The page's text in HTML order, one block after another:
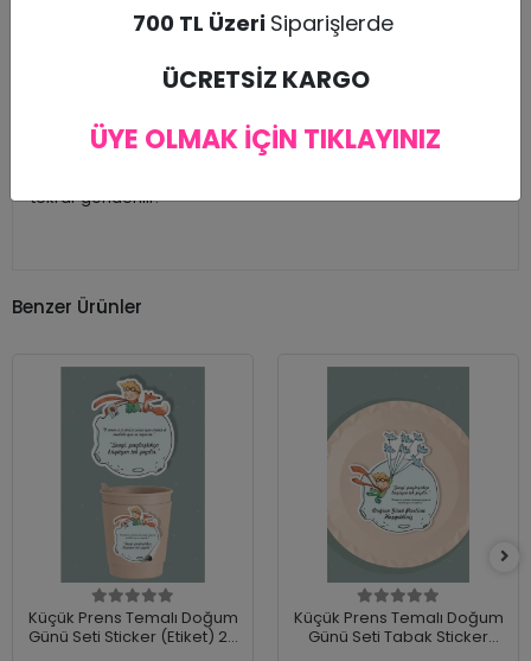
Ayakta Durabilmesi için arkasında ayak mekanizması
Organizasyonlarından sonra Çocuk Odalarınızı
Süslemek İçin Kullanabilirsiniz.(Arkasına Bant ile
Dikkat: Kullan at doğum günü süsleri olduğundan iade kabul
tekrar gönderilir.
Benzer Ürünler
Küçük Prens Temalı Doğum
Günü Seti Sticker (Etiket) 20
Küçük Prens Temalı Doğum
Günü Seti Tabak Sticker
700 TL Üzeri Siparişlerde
ÜCRETSİZ KARGO
ÜYE OLMAK İÇİN TIKLAYINIZ